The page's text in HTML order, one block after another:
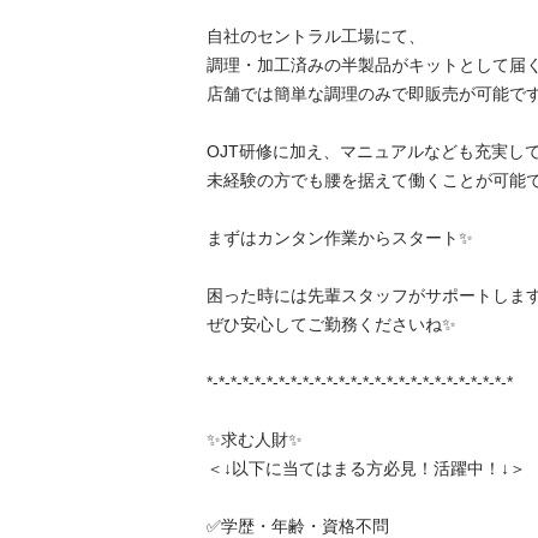
自社のセントラル工場にて、
調理・加工済みの半製品がキットとして届
店舗では簡単な調理のみで即販売が可能で
OJT研修に加え、マニュアルなども充実して
未経験の方でも腰を据えて働くことが可能
まずはカンタン作業からスタート✨
困った時には先輩スタッフがサポートしま
ぜひ安心してご勤務くださいね✨
*-*-*-*-*-*-*-*-*-*-*-*-*-*-*-*-*-*-*-*-*-*-*-*-*-*
✨求む人財✨
＜↓以下に当てはまる方必見！活躍中！↓＞
✅学歴・年齢・資格不問